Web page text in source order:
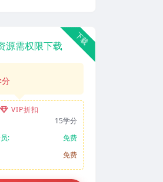
下载
源需权限下载
VIP折扣
15学分
:
免费
免费